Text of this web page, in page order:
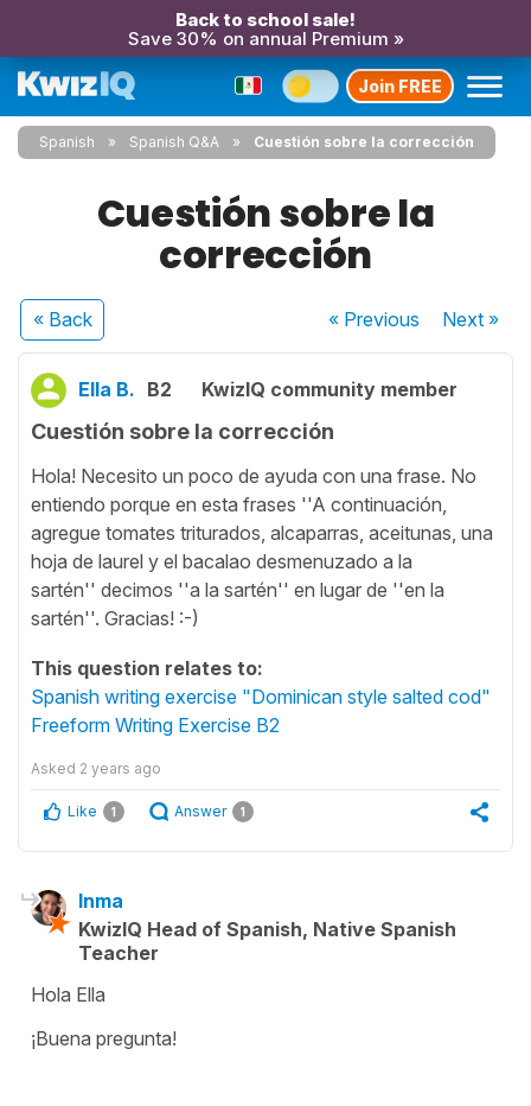
Back to school sale!
Save 30% on annual Premium »
Join FREE
Spanish Spanish Q&A Cuestión sobre la corrección
Cuestión sobre la
corrección
« Back « Previous Next»
Ella B. B2 KwizIQ community member
Cuestión sobre la corrección
Hola! Necesito un poco de ayuda con una frase. No
entiendo porque en esta frases ''A continuación,
agregue tomates triturados, alcaparras, aceitunas, una
hoja de laurel y el bacalao desmenuzado a la
sartén'' decimos ''a la sartén'' en lugar de ''en la
sartén''. Gracias! :-)
This question relates to:
Spanish writing exercise "Dominican style salted cod"
Freeform Writing Exercise B2
Asked 2 years ago
Like 1 Answer 1
Inma
KwizIQ Head of Spanish, Native Spanish
Teacher
Hola Ella
¡Buena pregunta!